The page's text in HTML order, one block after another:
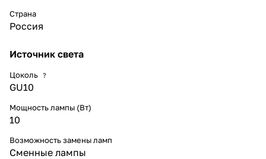
Страна
Россия
Источник света
Цоколь ?
GU10
Мощность лампы (Вт)
10
Возможность замены ламп
Сменные лампы